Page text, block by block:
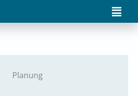
Main
Planung